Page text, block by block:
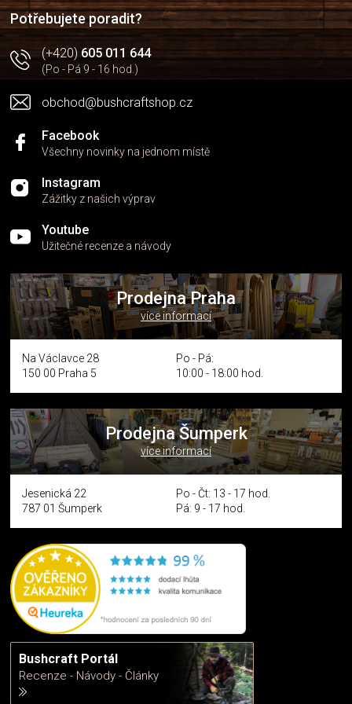
í
Potřebujete poradit?
(+420)605 011 644
(Po - Pá 9 - 16 hod.)
obchod@bushcraftshop.cz
Facebook
Všechny novinky na jednom místě
Instagram
Zážitky z našich výprav
Youtube
Užitečné recenze a návody
Prodejna Praha
více informací
Na Václavce 28
150 00 Praha 5
Po - Pá:
10:00 - 18:00 hod.
Prodejna Šumperk
více informací
Jesenická 22
787 01 Šumperk
Po - Čt: 13 - 17 hod.
Pá: 9 - 17 hod.
Bushcraft Portál
Recenze - Návody - Články